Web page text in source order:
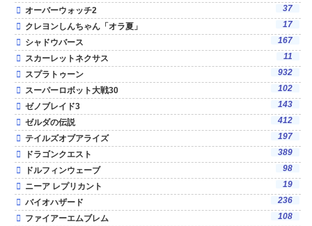
オーバーウォッチ2
37
クレヨンしんちゃん「オラ夏」
17
シャドウバース
167
スカーレットネクサス
11
スプラトゥーン
932
スーパーロボット大戦30
102
ゼノブレイド3
143
ゼルダの伝説
412
テイルズオブアライズ
197
ドラゴンクエスト
389
ドルフィンウェーブ
98
ニーア レプリカント
19
バイオハザード
236
ファイアーエムブレム
108